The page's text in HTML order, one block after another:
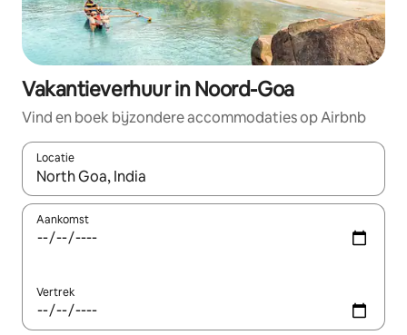
Vakantieverhuur in Noord-Goa
Vind en boek bijzondere accommodaties op Airbnb
Locatie
Wanneer er suggesties beschikbaar zijn, maak je een keuze
Aankomst
Vertrek